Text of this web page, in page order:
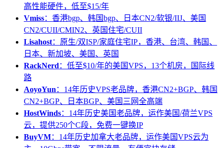
高性能硬件，低至$15/年
Vmiss：香港bgp、韩国bgp、日本CN2/软银/IIJ、美国
CN2/CUII/CMIN2、英国住宅/CUII
Lisahost：原生/双ISP/家庭住宅IP，香港、台湾、韩国、
日本、新加坡、美国、英国
RackNerd：低至$10/年的美国VPS，13个机房，国际线
路
AoyoYun：14年历史VPS老品牌，香港CN2+BGP、韩国
CN2+BGP、日本BGP、美国三网全高端
HostWinds：14年历史美国老品牌，运作美国/荷兰VPS
云，提供250个C段，免费一键换IP
BuyVM：14年历史加拿大老品牌，运作美国VPS云为